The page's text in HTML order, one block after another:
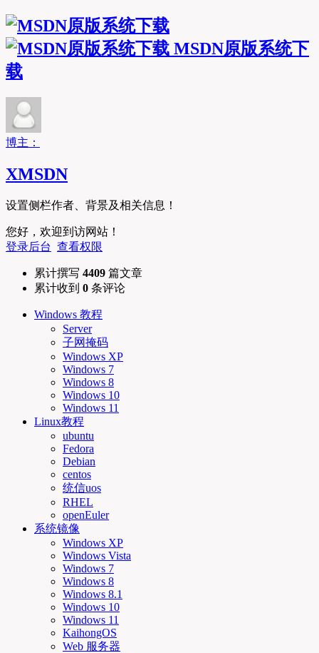
MSDN原版系统下
载
博主：
XMSDN
设置侧栏作者、背景及相关信息！
您好，欢迎到访网站！
登录后台 查看权限
累计撰写 4409 篇文章
累计收到 0 条评论
Windows 教程
Server
子网掩码
Windows XP
Windows 7
Windows 8
Windows 10
Windows 11
Linux教程
ubuntu
Fedora
Debian
centos
统信uos
RHEL
openEuler
系统镜像
Windows XP
Windows Vista
Windows 7
Windows 8
Windows 8.1
Windows 10
Windows 11
KaihongOS
Web 服务器